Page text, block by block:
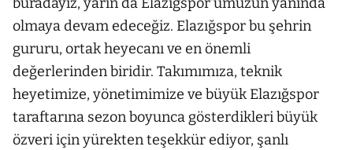
olmaya devam edeceğiz. Elazığspor bu şehrin
gururu, ortak heyecanı ve en önemli
değerlerinden biridir. Takımımıza, teknik
heyetimize, yönetimimize ve büyük Elazığspor
taraftarına sezon boyunca gösterdikleri büyük
özveri için yürekten teşekkür ediyor, şanlı